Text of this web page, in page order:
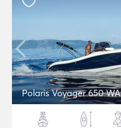
Polaris Voyager 650 WA